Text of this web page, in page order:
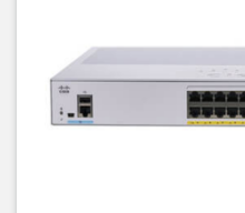
hình, cho phép tự động sao
loại để tiết kiệm thời gian và